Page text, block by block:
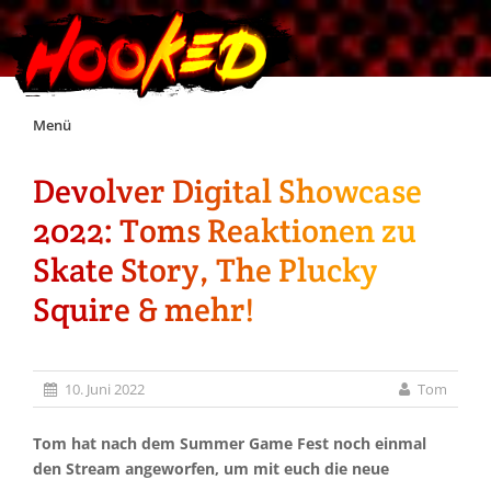
Skip
Menü
Unterstützt Hooked!
Exklusiv für Supporter*innen
Impressum
Jobs
Discord
Devolver Digital Showcase
2022: Toms Reaktionen zu
Skate Story, The Plucky
Squire & mehr!
10. Juni 2022 Tom
Tom hat nach dem Summer Game Fest noch einmal
den Stream angeworfen, um mit euch die neue